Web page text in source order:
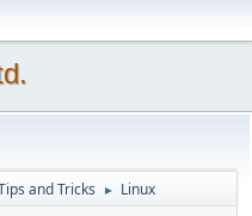
and Tricks ► Linux